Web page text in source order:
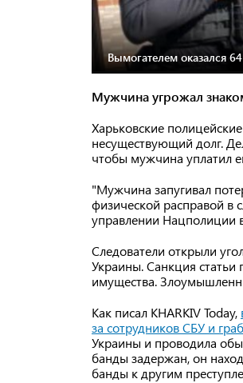
Вымогателем оказался
Мужчина угрожал
Харьковские
несуществующий долг.
чтобы мужчина уплатил
"Мужчина запугивал
физической расправой в
управлении Нацполиции
Следователи открыли
Украины. Санкция статьи
имущества.
Как писал KHARKIV Today,
за сотрудников СБУ и
Украины и проводила
банды задержан, он
банды к другим